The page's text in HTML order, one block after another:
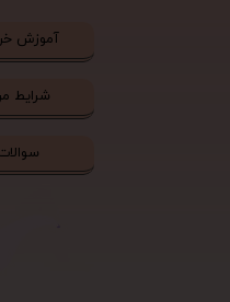
آموزش
شرایط